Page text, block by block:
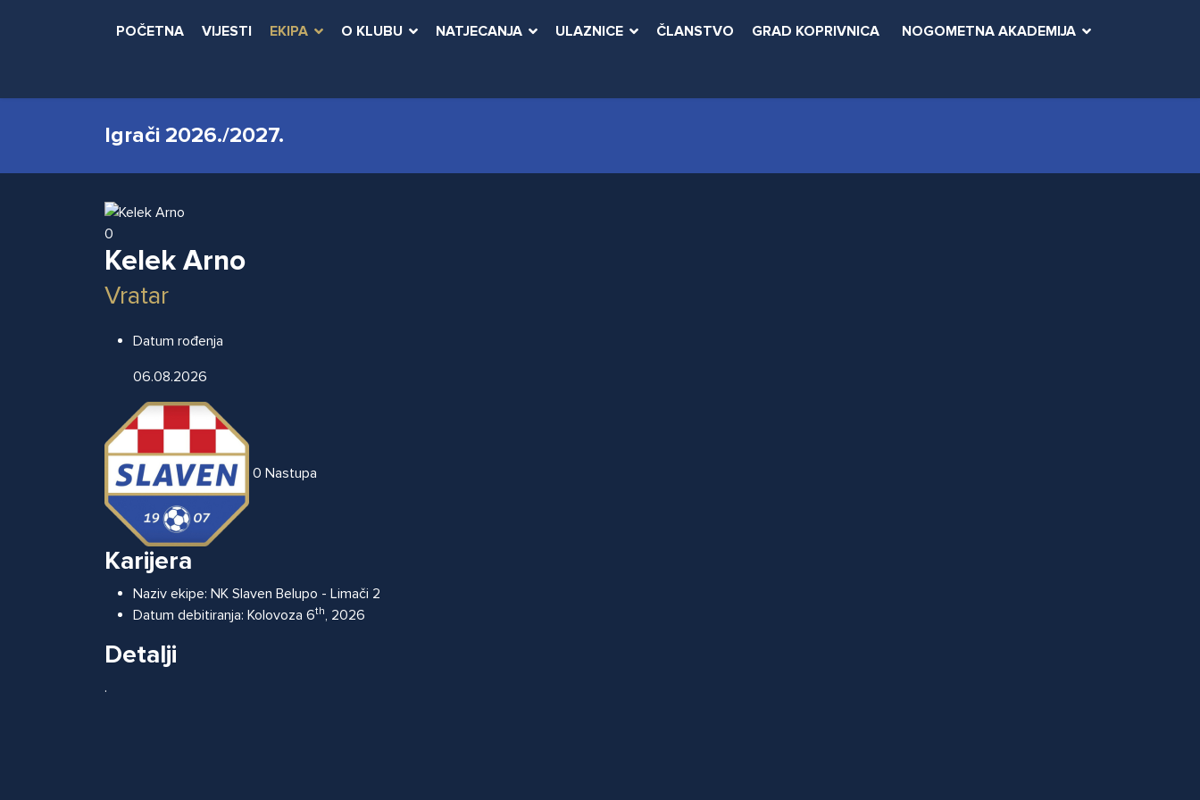
POČETNA VIJESTI EKIPA O KLUBU NATJECANJA ULAZNICE ČLANSTVO GRAD KOPRIVNICA NOGOMETNA AKADEMIJA
Igrači 2026./2027.
0
Kelek Arno
Vratar
Datum rođenja
06.08.2026
0 Nastupa
Karijera
Naziv ekipe: NK Slaven Belupo - Limači 2
Datum debitiranja: Kolovoza 6th, 2026
Detalji
.